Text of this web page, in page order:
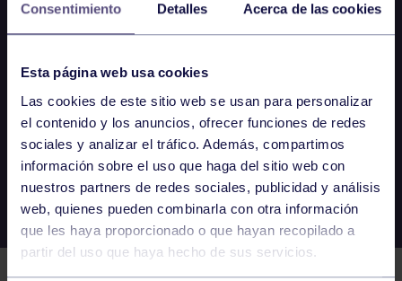
Consentimiento Detalles Acerca de las cookies
Esta página web usa cookies
Las cookies de este sitio web se usan para personalizar
el contenido y los anuncios, ofrecer funciones de redes
sociales y analizar el tráfico. Además, compartimos
información sobre el uso que haga del sitio web con
nuestros partners de redes sociales, publicidad y análisis
web, quienes pueden combinarla con otra información
que les haya proporcionado o que hayan recopilado a
partir del uso que haya hecho de sus servicios.